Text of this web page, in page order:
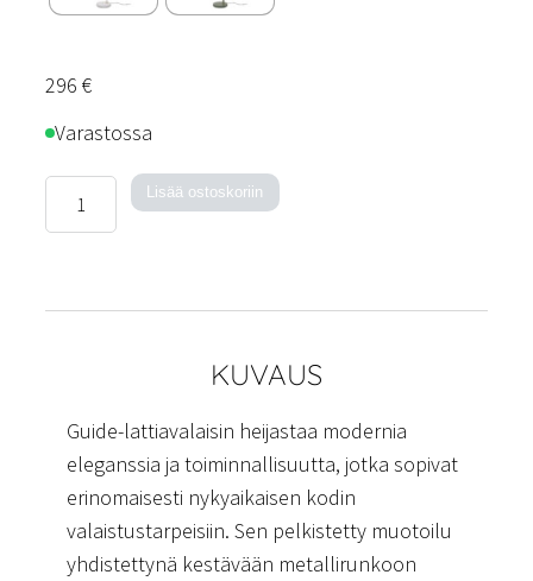
296 €
Varastossa
lattiavalaisin
Lisää ostoskoriin
KUVAUS
Guide-lattiavalaisin heijastaa modernia
eleganssia ja toiminnallisuutta, jotka sopivat
erinomaisesti nykyaikaisen kodin
valaistustarpeisiin. Sen pelkistetty muotoilu
yhdistettynä kestävään metallirunkoon